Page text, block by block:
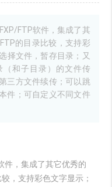
FTP软件，集成了其
的目录比较，支持彩
择文件，暂存目录；又
（和子目录）的文件传
三方文件续传；可以跳
件；可自定义不同文件
件，集成了其它优秀的
，支持彩色文字显示；